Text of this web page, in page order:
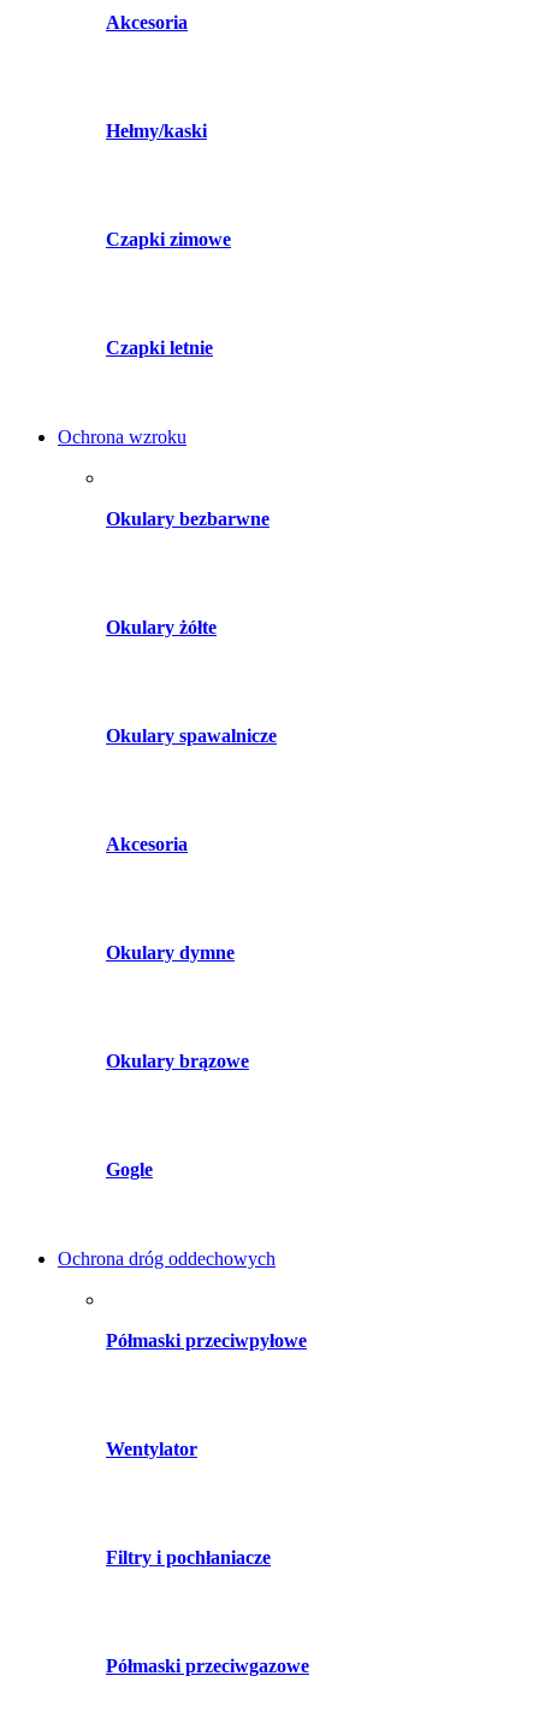
Akcesoria
Hełmy/kaski
Czapki zimowe
Czapki letnie
Ochrona wzroku
Okulary bezbarwne
Okulary żółte
Okulary spawalnicze
Akcesoria
Okulary dymne
Okulary brązowe
Gogle
Ochrona dróg oddechowych
Półmaski przeciwpyłowe
Wentylator
Filtry i pochłaniacze
Półmaski przeciwgazowe